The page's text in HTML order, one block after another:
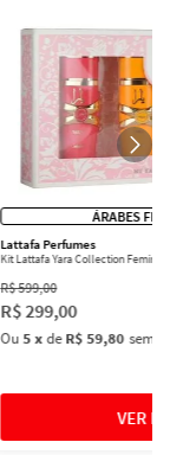
ÁRABES
Lattafa Perfumes
Kit Lattafa Yara Collection
R$599,00
R$299,00
Ou5xdeR$ 59,80 sem